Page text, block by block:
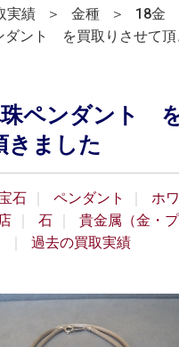
実績 ＞ 金種 ＞ 18金
ダント を買取りさせて頂
珠ペンダント
きました
石 ペンダント
ホ
石
貴金属（金・プ
過去の買取実績